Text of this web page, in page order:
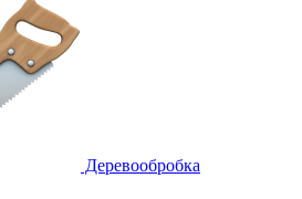
Деревообробка